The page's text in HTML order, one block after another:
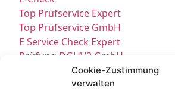
Cookie-Zustimmung
verwalten
Top Prüfservice Expert
Top Prüfservice GmbH
E Service Check Expert
Prüfung DGUV3 GmbH
Sicherheitsprüfungen Partners
Sicherheitsprüfungen Expert